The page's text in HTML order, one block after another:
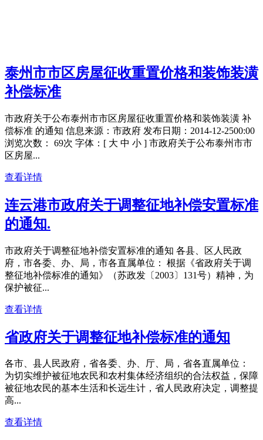
泰州市市区房屋征收重置价格和装饰装潢
补偿标准
市政府关于公布泰州市市区房屋征收重置价格和装饰装潢 补
偿标准 的通知 信息来源：市政府 发布日期：2014-12-2500:00
浏览次数： 69次 字体：[ 大 中 小 ] 市政府关于公布泰州市市
区房屋...
查看详情
连云港市政府关于调整征地补偿安置标准
的通知.
市政府关于调整征地补偿安置标准的通知 各县、区人民政
府，市各委、办、局，市各直属单位： 根据《省政府关于调
整征地补偿标准的通知》（苏政发〔2003〕131号）精神，为
保护被征...
查看详情
省政府关于调整征地补偿标准的通知
各市、县人民政府，省各委、办、厅、局，省各直属单位：
为切实维护被征地农民和农村集体经济组织的合法权益，保障
被征地农民的基本生活和长远生计，省人民政府决定，调整提
高...
查看详情